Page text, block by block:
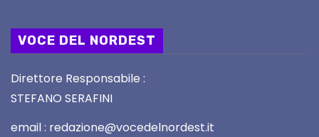
VOCE DEL NORDEST
Direttore Responsabile :
STEFANO SERAFINI
email : redazione@vocedelnordest.it